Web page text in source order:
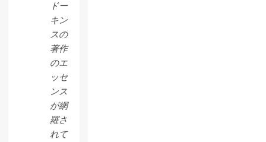
ドー
キン
スの
著作
のエ
ッセ
ンス
が網
羅さ
れて